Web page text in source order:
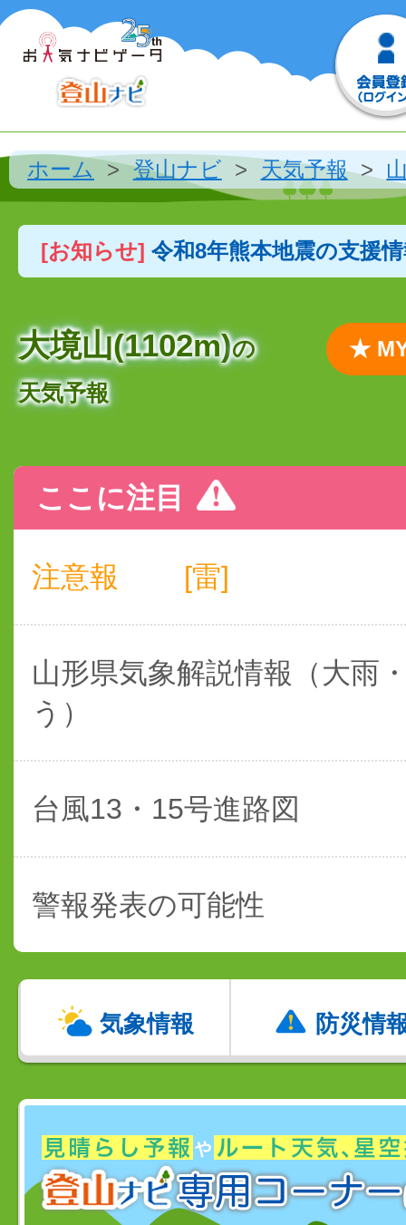
ホーム 登山ナビ 天気予報
[お知らせ] 令和8年熊本地震の支援
大境山(1102m)の
天気予報
★
ここに注目
注意報 [雷]
山形県気象解説情報（大雨
う）
台風13・15号進路図
警報発表の可能性
気象情報 防災情